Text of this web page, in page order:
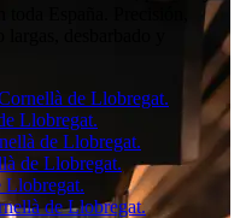
España. Precisión,
desbarbado y
de Llobregat.
Llobregat.
de Llobregat.
de Llobregat.
Llobregat.
de Llobregat.